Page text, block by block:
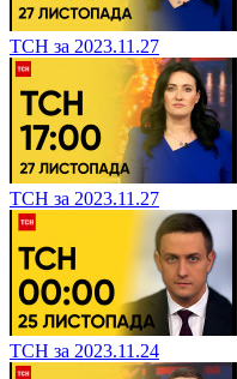
ТСН за 2023.11.27
ТСН за 2023.11.27
ТСН за 2023.11.24